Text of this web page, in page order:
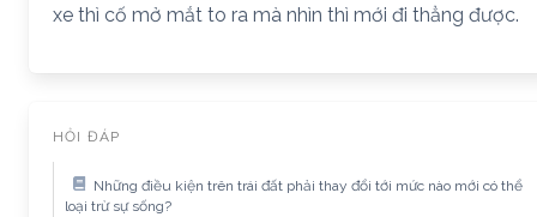
xe thì cố mở mắt to ra mà nhìn thì mới đi thẳng được.
HỎI ĐÁP
Những điều kiện trên trái đất phải thay đổi tới mức nào mới có thể
loại trừ sự sống?